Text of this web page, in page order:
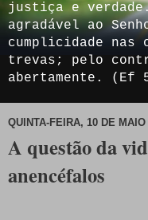
justiça e
agradável ao
cumplicidade
trevas; pelo
abertamente. (Ef
QUINTA-FEIRA, 10 DE MAIO
A questão da
anencéfalos